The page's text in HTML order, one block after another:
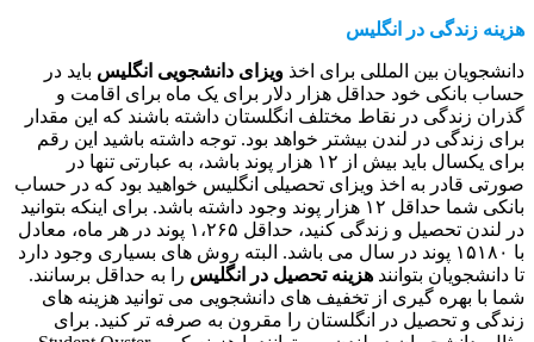
هزینه زندگی در انگلیس
دانشجویان بین المللی برای اخذ ویزای دانشجویی انگلیس باید در
حساب بانکی خود حداقل هزار دلار برای یک ماه برای اقامت و
گذران زندگی در نقاط مختلف انگلستان داشته باشند که این مقدار
برای زندگی در لندن بیشتر خواهد بود. توجه داشته باشید این رقم
برای یکسال باید بیش از ۱۲ هزار پوند باشد، به عبارتی تنها در
صورتی قادر به اخذ ویزای تحصیلی انگلیس خواهید بود که در حساب
بانکی شما حداقل ۱۲ هزار پوند وجود داشته باشد. برای اینکه بتوانید
در لندن تحصیل و زندگی کنید، حداقل ۱،۲۶۵ پوند در هر ماه، معادل
با ۱۵۱۸۰ پوند در سال می باشد. البته روش های بسیاری وجود دارد
تا دانشجویان بتوانند هزینه تحصیل در انگلیس را به حداقل برسانند.
شما با بهره گیری از تخفیف های دانشجویی می توانید هزینه های
زندگی و تحصیل در انگلستان را مقرون به صرفه تر کنید. برای